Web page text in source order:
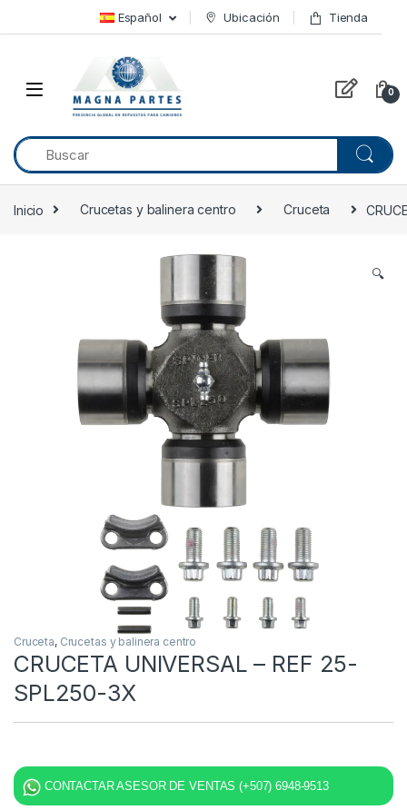
Skip to navigation Español Ubicación Tienda
0
Inicio Crucetas y balinera centro Cruceta
🔍
Cruceta, Crucetas y balinera centro
CRUCETA UNIVERSAL – REF 25-
SPL250-3X
CONTACTAR ASESOR DE VENTAS (+507) 6948-9513